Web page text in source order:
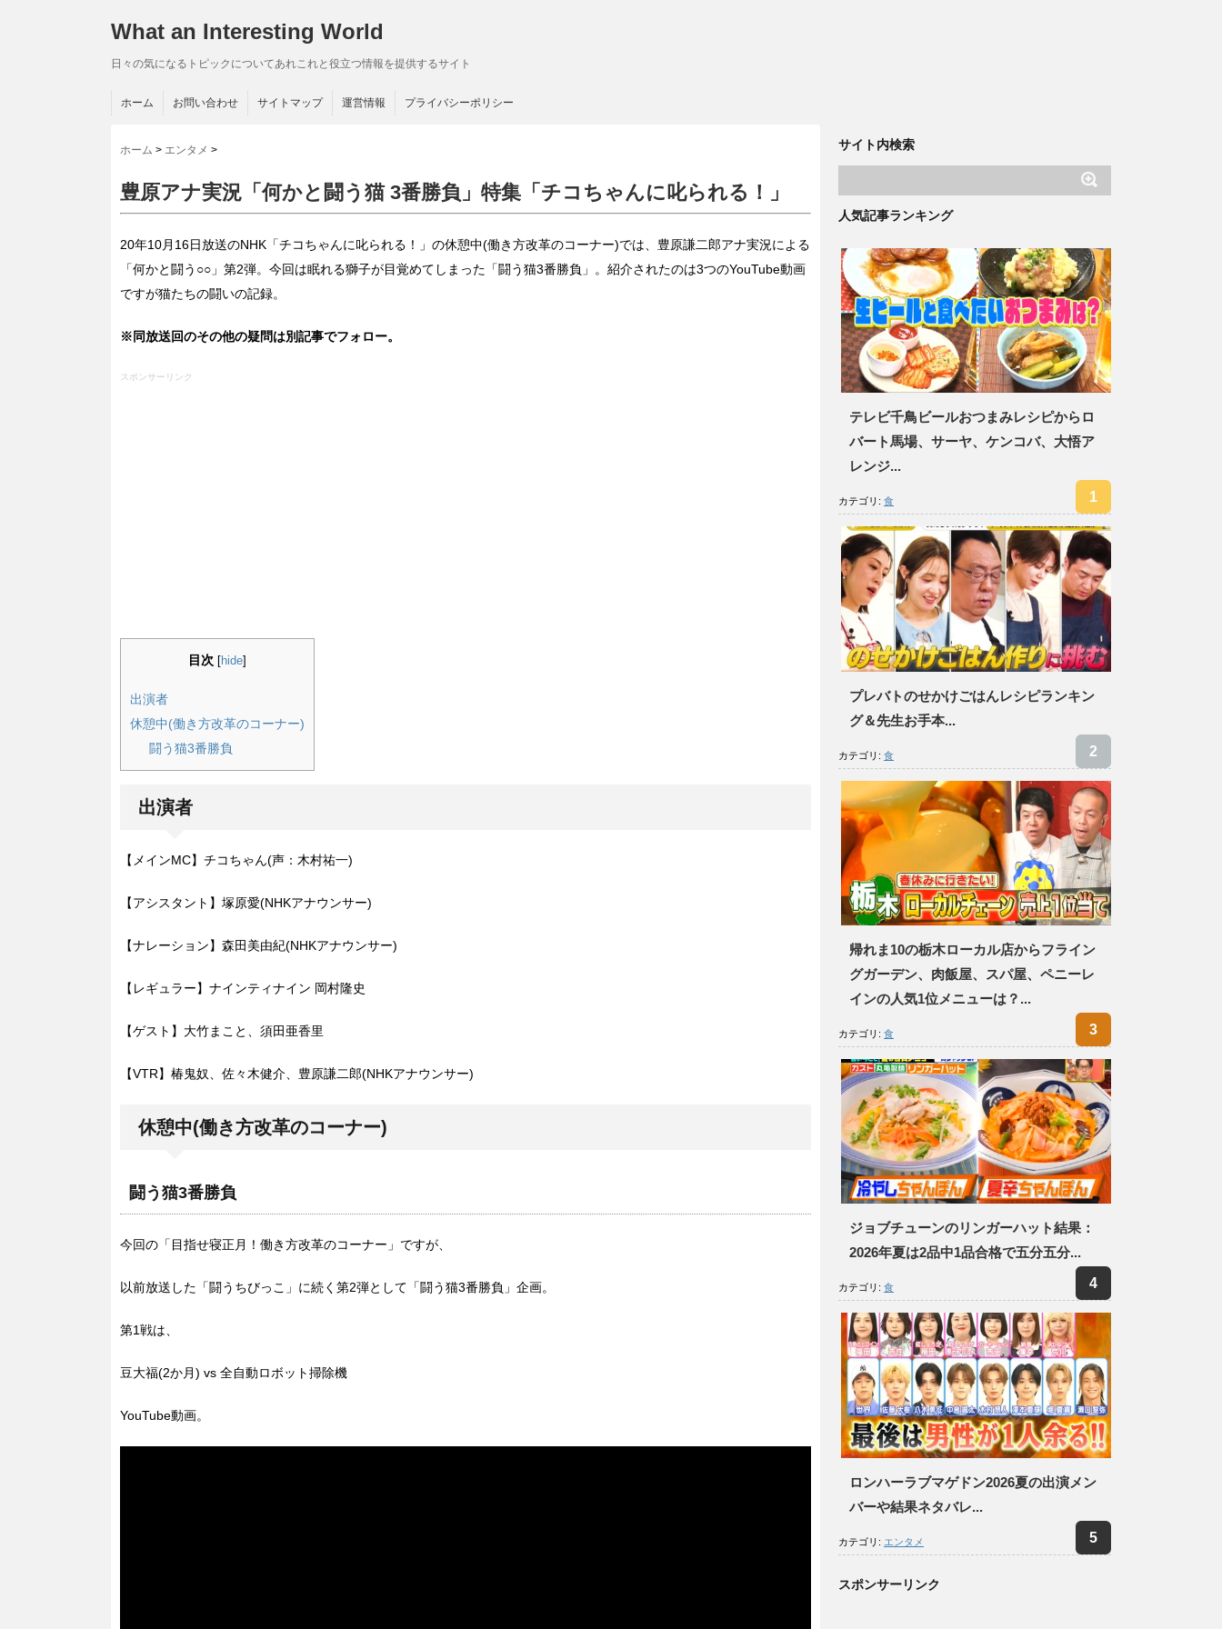
What an Interesting World
日々の気になるトピックについてあれこれと役立つ情報を提供するサイト
ホーム お問い合わせ サイトマップ 運営情報 プライバシーポリシー
ホーム > エンタメ >
豊原アナ実況「何かと闘う猫 3番勝負」特集「チコちゃんに叱られる！」
20年10月16日放送のNHK「チコちゃんに叱られる！」の休憩中(働き方改革のコーナー)では、豊原謙二郎アナ実況による
「何かと闘う○○」第2弾。今回は眠れる獅子が目覚めてしまった「闘う猫3番勝負」。紹介されたのは3つのYouTube動画
ですが猫たちの闘いの記録。
※同放送回のその他の疑問は別記事でフォロー。
スポンサーリンク
目次 [hide]
出演者
休憩中(働き方改革のコーナー)
闘う猫3番勝負
出演者
【メインMC】チコちゃん(声：木村祐一)
【アシスタント】塚原愛(NHKアナウンサー)
【ナレーション】森田美由紀(NHKアナウンサー)
【レギュラー】ナインティナイン 岡村隆史
【ゲスト】大竹まこと、須田亜香里
【VTR】椿鬼奴、佐々木健介、豊原謙二郎(NHKアナウンサー)
休憩中(働き方改革のコーナー)
闘う猫3番勝負
今回の「目指せ寝正月！働き方改革のコーナー」ですが、
以前放送した「闘うちびっこ」に続く第2弾として「闘う猫3番勝負」企画。
第1戦は、
豆大福(2か月) vs 全自動ロボット掃除機
YouTube動画。
サイト内検索
人気記事ランキング
テレビ千鳥ビールおつまみレシピからロ
バート馬場、サーヤ、ケンコバ、大悟ア
レンジ...
カテゴリ: 食
プレバトのせかけごはんレシピランキン
グ＆先生お手本...
カテゴリ: 食
帰れま10の栃木ローカル店からフライン
グガーデン、肉飯屋、スパ屋、ペニーレ
インの人気1位メニューは？...
カテゴリ: 食
ジョブチューンのリンガーハット結果：
2026年夏は2品中1品合格で五分五分...
カテゴリ: 食
ロンハーラブマゲドン2026夏の出演メン
バーや結果ネタバレ...
カテゴリ: エンタメ
スポンサーリンク